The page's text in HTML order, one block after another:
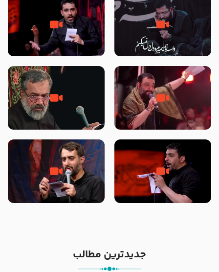
مصداق کربلا – حاج حسین سیب
سرخی
شور ، حسینا! به‌ حق زهرا «أُنْظُرْ
إِلَینا» – عزاداری شب هفتم ماه
جانا جانا ابی عبدالله – کربلایی جواد
مقدم – شب هشتم محرم 1448 –
مادر منم مثل تو خمیدم – حاج
محمود کریمی – شهادت حضرت
هیئت رایة العباس علیه السلام
تک ، عبّاس، صاحب دل‌هاست –
حاج حنیف طاهری – عزاداری شب
من غلام نوکراتم من عاشق کربلاتم
– شور زمینه – شب هفتم – محرم
جدیدترین مطالب